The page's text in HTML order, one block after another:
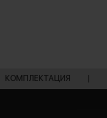
КОМПЛЕКТАЦИЯ |